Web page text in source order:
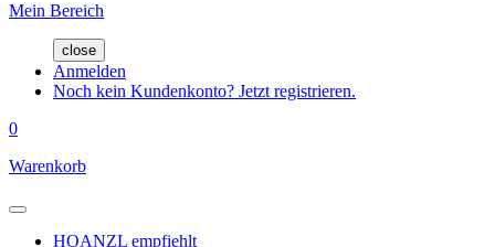
Mein Bereich
close
Anmelden
Noch kein Kundenkonto? Jetzt registrieren.
0
Warenkorb
HOANZL empfiehlt